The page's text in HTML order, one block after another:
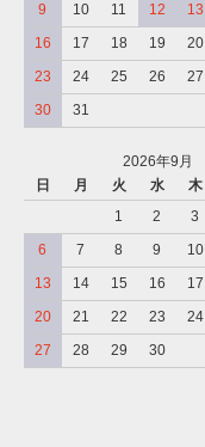
9
10 11 12 13
16
17 18 19 20
23
24 25 26 27
30
31
2026年9月
日
月 火 水 木
1
2 3
6
7 8 9 10
13
14 15 16 17
20
21 22 23 24
27
28 29 30